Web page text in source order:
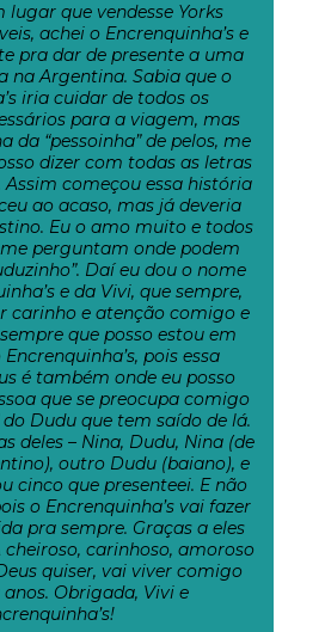
lugar que vendesse Yorks
achei o Encrenquinha’s e
pra dar de presente a uma
na Argentina. Sabia que o
iria cuidar de todos os
para a viagem, mas
da “pessoinha” de pelos, me
dizer com todas as letras
Assim começou essa história
ao acaso, mas já deveria
Eu o amo muito e todos
perguntam onde podem
Daí eu dou o nome
e da Vivi, que sempre,
carinho e atenção comigo e
que posso estou em
pois essa
é também onde eu posso
que se preocupa comigo
do Dudu que tem saído de lá.
deles – Nina, Dudu, Nina (de
outro Dudu (baiano), e
cinco que presenteei. E não
o Encrenquinha’s vai fazer
pra sempre. Graças a eles
cheiroso, carinhoso, amoroso
quiser, vai viver comigo
Obrigada, Vivi e